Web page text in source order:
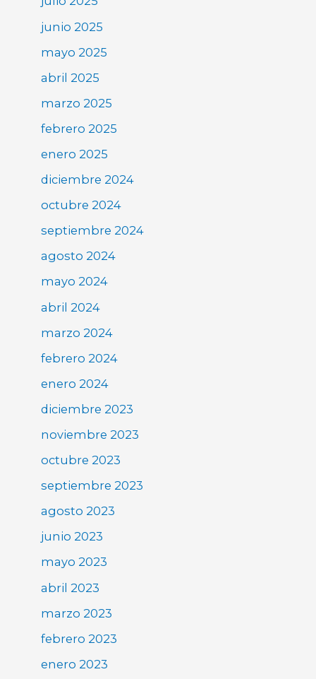
junio 2025
mayo 2025
abril 2025
marzo 2025
febrero 2025
enero 2025
diciembre 2024
octubre 2024
septiembre 2024
agosto 2024
mayo 2024
abril 2024
marzo 2024
febrero 2024
enero 2024
diciembre 2023
noviembre 2023
octubre 2023
septiembre 2023
agosto 2023
junio 2023
mayo 2023
abril 2023
marzo 2023
febrero 2023
enero 2023